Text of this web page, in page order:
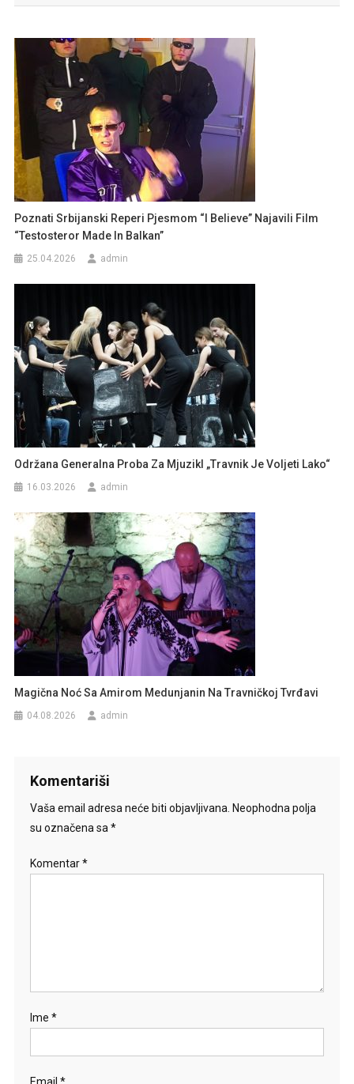
Poznati Srbijanski Reperi Pjesmom “I Believe” Najavili Film
“Testosteror Made In Balkan”
25.04.2026 admin
Održana Generalna Proba Za Mjuzikl „Travnik Je Voljeti Lako“
16.03.2026 admin
Magična Noć Sa Amirom Medunjanin Na Travničkoj Tvrđavi
04.08.2026 admin
Komentariši
Vaša email adresa neće biti objavljivana. Neophodna polja
su označena sa *
Komentar*
Ime *